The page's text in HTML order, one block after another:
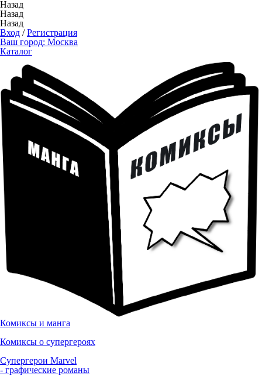
Назад
Назад
Назад
Вход /Регистрация
Ваш город: Москва
Каталог
Комиксы и манга
Комиксы о супергероях
Супергерои Marvel
- графические романы